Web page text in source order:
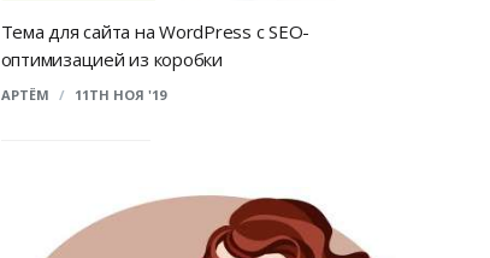
Тема для сайта на WordPress с SEO-
оптимизацией из коробки
АРТЁМ / 11TH НОЯ '19